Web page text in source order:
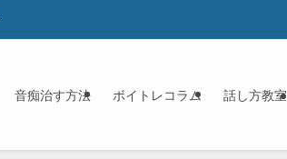
音痴治す方法 ボイトレコラム 話し方教室